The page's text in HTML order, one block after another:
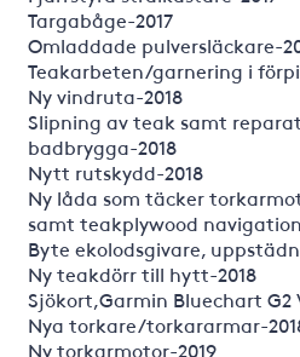
Targabåge-2017
Omladdade pulversläckare-
Teakarbeten/garnering i
Ny vindruta-2018
Slipning av teak samt
badbrygga-2018
Nytt rutskydd-2018
Ny låda som täcker
samt teakplywood
Byte ekolodsgivare,
Ny teakdörr till hytt-2018
Sjökort,Garmin Bluechart
Nya torkare/torkararmar-
Ny torkarmotor-2019